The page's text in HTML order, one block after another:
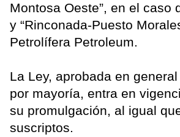
Montosa Oeste”, en el caso
y “Rinconada-Puesto
Petrolífera Petroleum.
La Ley, aprobada en
por mayoría, entra en
su promulgación, al igual
suscriptos.